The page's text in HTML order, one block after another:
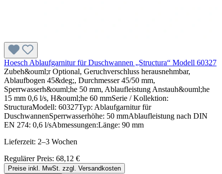
Hoesch Ablaufgarnitur für Duschwannen „Structura“ Modell 60327
Zubeh&ouml;r Optional, Geruchverschluss herausnehmbar,
Ablaufbogen 45&deg;, Durchmesser 45/50 mm,
Sperrwasserh&ouml;he 50 mm, Ablaufleistung Anstauh&ouml;he
15 mm 0,6 l/s, H&ouml;he 60 mmSerie / Kollektion:
StructuraModell: 60327Typ: Ablaufgarnitur für
DuschwannenSperrwasserhöhe: 50 mmAblaufleistung nach DIN
EN 274: 0,6 l/sAbmessungen:Länge: 90 mm
Lieferzeit: 2–3 Wochen
Regulärer Preis: 68,12 €
Preise inkl. MwSt. zzgl. Versandkosten